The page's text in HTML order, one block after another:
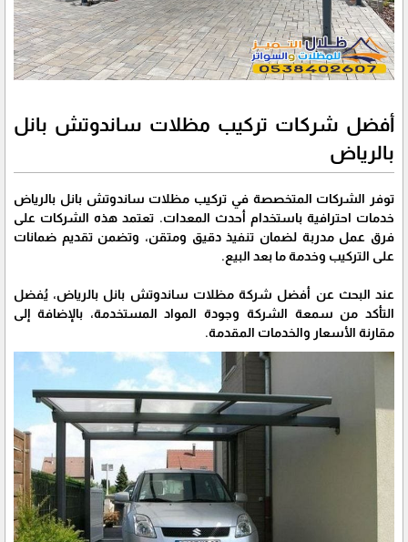
أفضل شركات تركيب مظلات ساندوتش بانل
بالرياض
توفر الشركات المتخصصة في تركيب مظلات ساندوتش بانل بالرياض
خدمات احترافية باستخدام أحدث المعدات. تعتمد هذه الشركات على
فرق عمل مدربة لضمان تنفيذ دقيق ومتقن، وتضمن تقديم ضمانات
على التركيب وخدمة ما بعد البيع.
عند البحث عن أفضل شركة مظلات ساندوتش بانل بالرياض، يُفضل
التأكد من سمعة الشركة وجودة المواد المستخدمة، بالإضافة إلى
مقارنة الأسعار والخدمات المقدمة.